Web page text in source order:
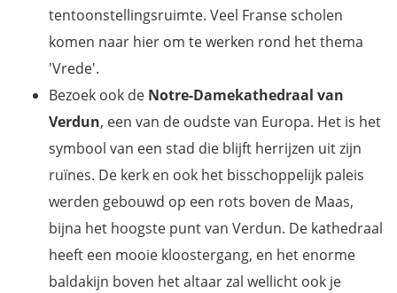
tentoonstellingsruimte. Veel Franse scholen
komen naar hier om te werken rond het thema
'Vrede'.
Bezoek ook de Notre-Damekathedraal van
Verdun, een van de oudste van Europa. Het is het
symbool van een stad die blijft herrijzen uit zijn
ruïnes. De kerk en ook het bisschoppelijk paleis
werden gebouwd op een rots boven de Maas,
bijna het hoogste punt van Verdun. De kathedraal
heeft een mooie kloostergang, en het enorme
baldakijn boven het altaar zal wellicht ook je